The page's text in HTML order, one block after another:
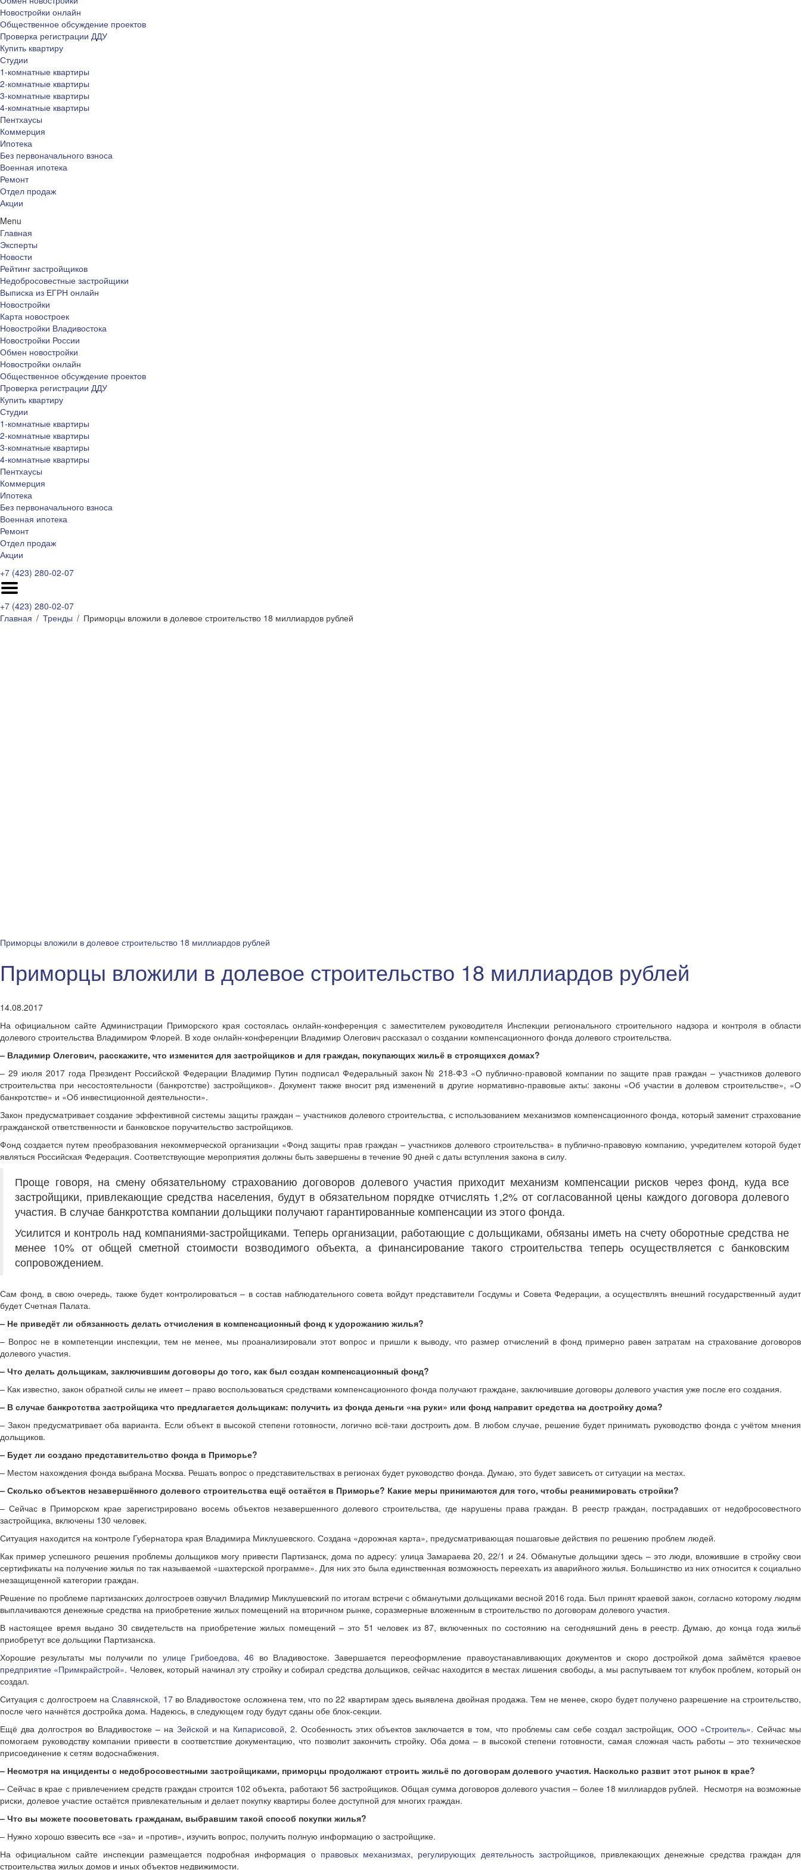
Новостройки онлайн
Общественное обсуждение проектов
Проверка регистрации ДДУ
Купить квартиру
Студии
1-комнатные квартиры
2-комнатные квартиры
3-комнатные квартиры
4-комнатные квартиры
Пентхаусы
Коммерция
Ипотека
Без первоначального взноса
Военная ипотека
Ремонт
Отдел продаж
Акции
Menu
Главная
Эксперты
Новости
Рейтинг застройщиков
Недобросовестные застройщики
Выписка из ЕГРН онлайн
Новостройки
Карта новостроек
Новостройки Владивостока
Новостройки России
Обмен новостройки
Новостройки онлайн
Общественное обсуждение проектов
Проверка регистрации ДДУ
Купить квартиру
Студии
1-комнатные квартиры
2-комнатные квартиры
3-комнатные квартиры
4-комнатные квартиры
Пентхаусы
Коммерция
Ипотека
Без первоначального взноса
Военная ипотека
Ремонт
Отдел продаж
Акции
+7 (423) 280-02-07
+7 (423) 280-02-07
Главная
Тренды Приморцы вложили в долевое строительство 18 миллиардов рублей
Приморцы вложили в долевое строительство 18 миллиардов рублей
Приморцы вложили в долевое строительство 18 миллиардов рублей
14.08.2017
На официальном сайте Администрации Приморского края состоялась онлайн-конференция с заместителем руководителя Инспекции регионального строительного надзора и контроля в области
долевого строительства Владимиром Флорей. В ходе онлайн-конференции Владимир Олегович рассказал о создании компенсационного фонда долевого строительства.
– Владимир Олегович, расскажите, что изменится для застройщиков и для граждан, покупающих жильё в строящихся домах?
– 29 июля 2017 года Президент Российской Федерации Владимир Путин подписал Федеральный закон № 218-ФЗ «О публично-правовой компании по защите прав граждан – участников долевого
строительства при несостоятельности (банкротстве) застройщиков». Документ также вносит ряд изменений в другие нормативно-правовые акты: законы «Об участии в долевом строительстве», «О
банкротстве» и «Об инвестиционной деятельности».
Закон предусматривает создание эффективной системы защиты граждан – участников долевого строительства, с использованием механизмов компенсационного фонда, который заменит страхование
гражданской ответственности и банковское поручительство застройщиков.
Фонд создается путем преобразования некоммерческой организации «Фонд защиты прав граждан – участников долевого строительства» в публично-правовую компанию, учредителем которой будет
являться Российская Федерация. Соответствующие мероприятия должны быть завершены в течение 90 дней с даты вступления закона в силу.
Проще говоря, на смену обязательному страхованию договоров долевого участия приходит механизм компенсации рисков через фонд, куда все
застройщики, привлекающие средства населения, будут в обязательном порядке отчислять 1,2% от согласованной цены каждого договора долевого
участия. В случае банкротства компании дольщики получают гарантированные компенсации из этого фонда.
Усилится и контроль над компаниями-застройщиками. Теперь организации, работающие с дольщиками, обязаны иметь на счету оборотные средства не
менее 10% от общей сметной стоимости возводимого объекта, а финансирование такого строительства теперь осуществляется с банковским
сопровождением.
Сам фонд, в свою очередь, также будет контролироваться – в состав наблюдательного совета войдут представители Госдумы и Совета Федерации, а осуществлять внешний государственный аудит
будет Счетная Палата.
– Не приведёт ли обязанность делать отчисления в компенсационный фонд к удорожанию жилья?
– Вопрос не в компетенции инспекции, тем не менее, мы проанализировали этот вопрос и пришли к выводу, что размер отчислений в фонд примерно равен затратам на страхование договоров
долевого участия.
– Что делать дольщикам, заключившим договоры до того, как был создан компенсационный фонд?
– Как известно, закон обратной силы не имеет – право воспользоваться средствами компенсационного фонда получают граждане, заключившие договоры долевого участия уже после его создания.
– В случае банкротства застройщика что предлагается дольщикам: получить из фонда деньги «на руки» или фонд направит средства на достройку дома?
– Закон предусматривает оба варианта. Если объект в высокой степени готовности, логично всё-таки достроить дом. В любом случае, решение будет принимать руководство фонда с учётом мнения
дольщиков.
– Будет ли создано представительство фонда в Приморье?
– Местом нахождения фонда выбрана Москва. Решать вопрос о представительствах в регионах будет руководство фонда. Думаю, это будет зависеть от ситуации на местах.
– Сколько объектов незавершённого долевого строительства ещё остаётся в Приморье? Какие меры принимаются для того, чтобы реанимировать стройки?
– Сейчас в Приморском крае зарегистрировано восемь объектов незавершенного долевого строительства, где нарушены права граждан. В реестр граждан, пострадавших от недобросовестного
застройщика, включены 130 человек.
Ситуация находится на контроле Губернатора края Владимира Миклушевского. Создана «дорожная карта», предусматривающая пошаговые действия по решению проблем людей.
Как пример успешного решения проблемы дольщиков могу привести Партизанск, дома по адресу: улица Замараева 20, 22/1 и 24. Обманутые дольщики здесь – это люди, вложившие в стройку свои
сертификаты на получение жилья по так называемой «шахтерской программе». Для них это была единственная возможность переехать из аварийного жилья. Большинство из них относится к социально
незащищенной категории граждан.
Решение по проблеме партизанских долгостроев озвучил Владимир Миклушевский по итогам встречи с обманутыми дольщиками весной 2016 года. Был принят краевой закон, согласно которому людям
выплачиваются денежные средства на приобретение жилых помещений на вторичном рынке, соразмерные вложенным в строительство по договорам долевого участия.
В настоящее время выдано 30 свидетельств на приобретение жилых помещений – это 51 человек из 87, включенных по состоянию на сегодняшний день в реестр. Думаю, до конца года жильё
приобретут все дольщики Партизанска.
Хорошие результаты мы получили по улице Грибоедова, 46 во Владивостоке. Завершается переоформление правоустанавливающих документов и скоро достройкой дома займётся краевое
предприятие «Примкрайстрой». Человек, который начинал эту стройку и собирал средства дольщиков, сейчас находится в местах лишения свободы, а мы распутываем тот клубок проблем, который он
создал.
Ситуация с долгостроем наСлавянской, 17во Владивостоке осложнена тем, что по 22 квартирам здесь выявлена двойная продажа. Тем не менее, скоро будет получено разрешение на строительство,
после чего начнётся достройка дома. Надеюсь, в следующем году будут сданы обе блок-секции.
Ещё два долгостроя во Владивостоке – на Зейской и на Кипарисовой, 2. Особенность этих объектов заключается в том, что проблемы сам себе создал застройщик, ООО «Строитель». Сейчас мы
помогаем руководству компании привести в соответствие документацию, что позволит закончить стройку. Оба дома – в высокой степени готовности, самая сложная часть работы – это техническое
присоединение к сетям водоснабжения.
– Несмотря на инциденты с недобросовестными застройщиками, приморцы продолжают строить жильё по договорам долевого участия. Насколько развит этот рынок в крае?
– Сейчас в крае с привлечением средств граждан строится 102 объекта, работают 56 застройщиков. Общая сумма договоров долевого участия – более 18 миллиардов рублей. Несмотря на возможные
риски, долевое участие остаётся привлекательным и делает покупку квартиры более доступной для многих граждан.
– Что вы можете посоветовать гражданам, выбравшим такой способ покупки жилья?
– Нужно хорошо взвесить все «за» и «против», изучить вопрос, получить полную информацию о застройщике.
На официальном сайте инспекции размещается подробная информация о правовых механизмах, регулирующих деятельность застройщиков, привлекающих денежные средства граждан для
строительства жилых домов и иных объектов недвижимости.